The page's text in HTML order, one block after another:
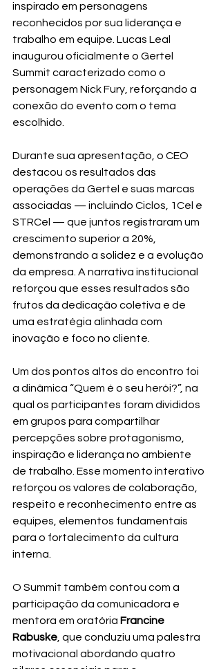
inspirado em personagens
reconhecidos por sua liderança e
trabalho em equipe. Lucas Leal
inaugurou oficialmente o Gertel
Summit caracterizado como o
personagem Nick Fury, reforçando a
conexão do evento com o tema
escolhido.
Durante sua apresentação, o CEO
destacou os resultados das
operações da Gertel e suas marcas
associadas — incluindo Ciclos, 1Cel e
STRCel — que juntos registraram um
crescimento superior a 20%,
demonstrando a solidez e a evolução
da empresa. A narrativa institucional
reforçou que esses resultados são
frutos da dedicação coletiva e de
uma estratégia alinhada com
inovação e foco no cliente.
Um dos pontos altos do encontro foi
a dinâmica “Quem é o seu herói?”, na
qual os participantes foram divididos
em grupos para compartilhar
percepções sobre protagonismo,
inspiração e liderança no ambiente
de trabalho. Esse momento interativo
reforçou os valores de colaboração,
respeito e reconhecimento entre as
equipes, elementos fundamentais
para o fortalecimento da cultura
interna.
O Summit também contou com a
participação da comunicadora e
mentora em oratória Francine
Rabuske , que conduziu uma palestra
motivacional abordando quatro